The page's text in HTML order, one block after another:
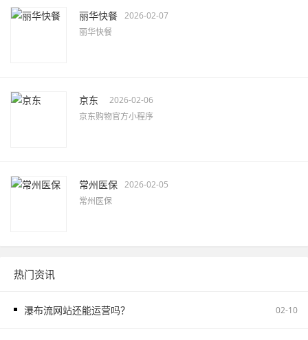
丽华快餐 2026-02-07
丽华快餐
京东
2026-02-06
京东购物官方小程序
常州医保 2026-02-05
常州医保
热门资讯
瀑布流网站还能运营吗？ 02-10